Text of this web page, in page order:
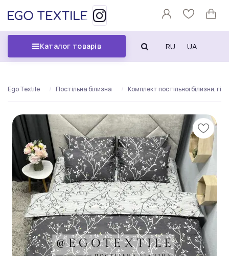
Каталог товарів RU UA
Ego Textile Постільна білизна Комплект постільної білизни,